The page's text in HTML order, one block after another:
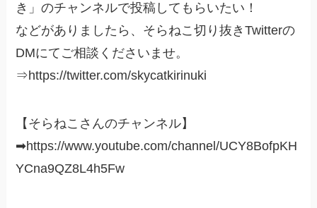
き」のチャンネルで投稿してもらいたい！
などがありましたら、そらねこ切り抜きTwitterの
DMにてご相談くださいませ。
⇒https://twitter.com/skycatkirinuki
【そらねこさんのチャンネル】
➡https://www.youtube.com/channel/UCY8BofpKH
YCna9QZ8L4h5Fw